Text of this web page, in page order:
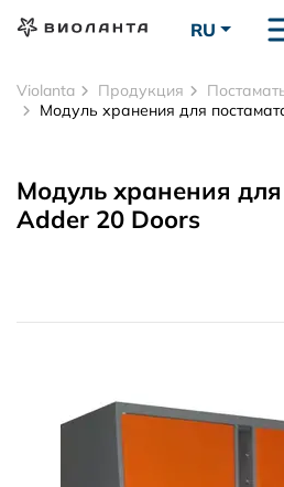
RU
Violanta Продукция
Модуль хранения для
Модуль хранения
Adder 20 Doors